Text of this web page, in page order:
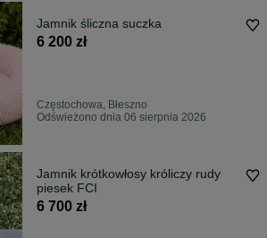
Jamnik śliczna suczka
6 200 zł
Częstochowa, Błeszno
Odświeżono dnia 06 sierpnia 2026
Jamnik krótkowłosy króliczy rudy
piesek FCI
6 700 zł